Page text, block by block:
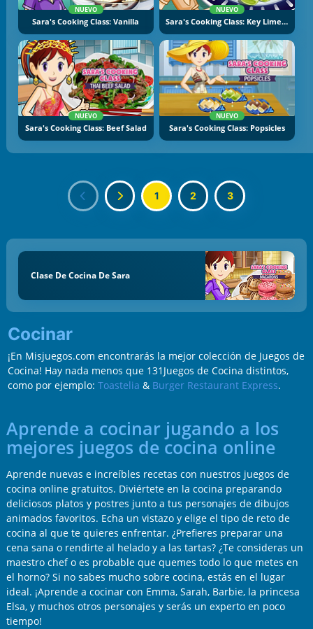
NUEVO
Sara's Cooking Class: Vanilla
NUEVO
Sara's Cooking Class: Key Lime Pie
NUEVO
Sara's Cooking Class: Beef Salad
NUEVO
Sara's Cooking Class: Popsicles
1 2 3
Clase De Cocina De Sara
Cocinar
¡En Misjuegos.com encontrarás la mejor colección de Juegos de
Cocina! Hay nada menos que 131Juegos de Cocina distintos,
como por ejemplo: Toastelia & Burger Restaurant Express.
Aprende a cocinar jugando a los
mejores juegos de cocina online
Aprende nuevas e increíbles recetas con nuestros juegos de
cocina online gratuitos. Diviértete en la cocina preparando
deliciosos platos y postres junto a tus personajes de dibujos
animados favoritos. Echa un vistazo y elige el tipo de reto de
cocina al que te quieres enfrentar. ¿Prefieres preparar una
cena sana o rendirte al helado y a las tartas? ¿Te consideras un
maestro chef o es probable que quemes todo lo que metes en
el horno? Si no sabes mucho sobre cocina, estás en el lugar
ideal. ¡Aprende a cocinar con Emma, Sarah, Barbie, la princesa
Elsa, y muchos otros personajes y serás un experto en poco
tiempo!